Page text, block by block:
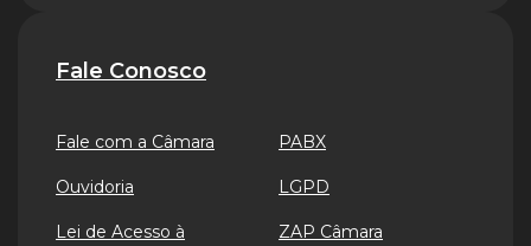
Fale Conosco
Fale com a Câmara
Ouvidoria
Lei de Acesso à
PABX
LGPD
ZAP Câmara